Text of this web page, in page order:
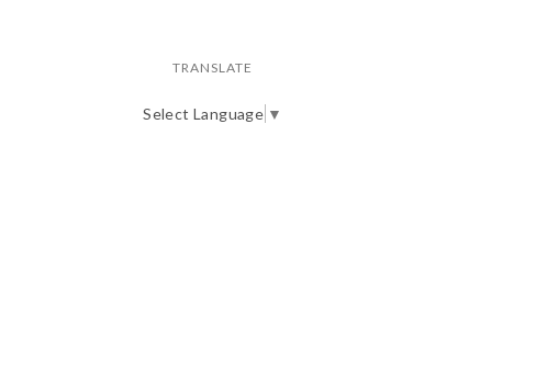
TRANSLATE
Select Language ▼